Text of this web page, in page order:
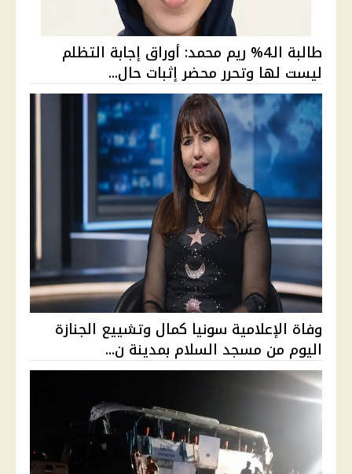
طالبة الـ4% ريم محمد: أوراق إجابة التظلم
ليست لها وتحرر محضر إثبات حال...
وفاة الإعلامية سونيا كمال وتشييع الجنازة
اليوم من مسجد السلام بمدينة ن...